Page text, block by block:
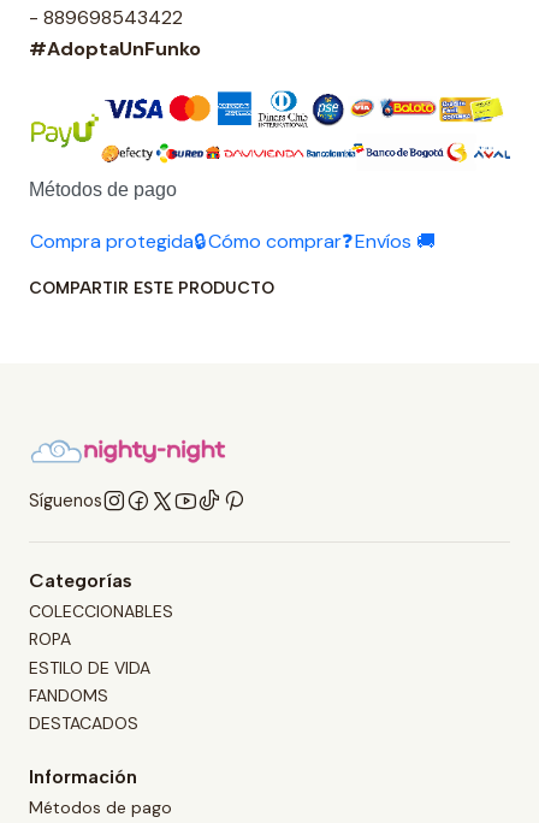
- 889698543422
#AdoptaUnFunko
Métodos de pago
Compra protegida🔒Cómo comprar❓Envíos 🚚
COMPARTIR ESTE PRODUCTO
Síguenos
Categorías
COLECCIONABLES
ROPA
ESTILO DE VIDA
FANDOMS
DESTACADOS
Información
Métodos de pago